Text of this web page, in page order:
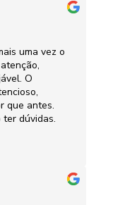
O
que antes.
dúvidas.